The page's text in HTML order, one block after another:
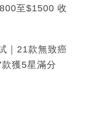
至$1500 收
｜21款無致癌
獲5星滿分